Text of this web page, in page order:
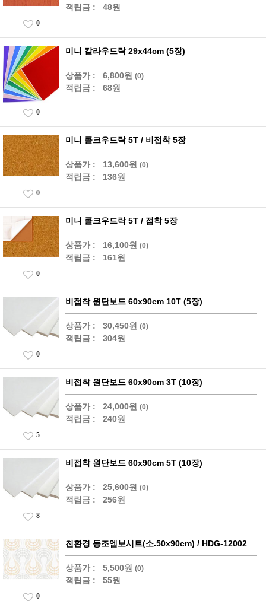
적립금 : 48원
0
미니 칼라우드락 29x44cm (5장)
상품가 : 6,800원 (0)
적립금 : 68원
0
미니 콜크우드락 5T / 비접착 5장
상품가 : 13,600원 (0)
적립금 : 136원
0
미니 콜크우드락 5T / 접착 5장
상품가 : 16,100원 (0)
적립금 : 161원
0
비접착 원단보드 60x90cm 10T (5장)
상품가 : 30,450원 (0)
적립금 : 304원
0
비접착 원단보드 60x90cm 3T (10장)
상품가 : 24,000원 (0)
적립금 : 240원
5
비접착 원단보드 60x90cm 5T (10장)
상품가 : 25,600원 (0)
적립금 : 256원
8
친환경 동조엠보시트(소.50x90cm) / HDG-12002
상품가 : 5,500원 (0)
적립금 : 55원
0